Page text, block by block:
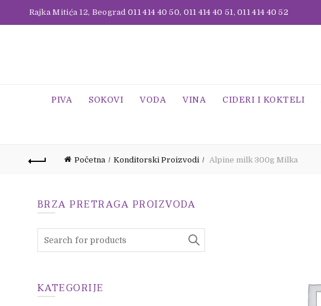
Rajka Mitića 12, Beograd011 414 40 50, 011 414 40 51,011 414 40 52
PIVA SOKOVI VODA VINA CIDERI I KOKTELI
Početna Konditorski Proizvodi Alpine milk 300g Milka
BRZA PRETRAGA PROIZVODA
KATEGORIJE